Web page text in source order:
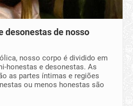
desonestas de nosso
nosso corpo é dividido em
honestas e desonestas. As
as partes íntimas e regiões
ou menos honestas são